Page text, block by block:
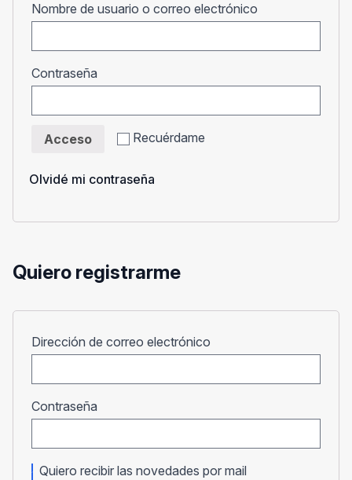
Nombre de usuario o correo electrónico
Contraseña
Recuérdame
Acceso
Olvidé mi contraseña
Quiero registrarme
Dirección de correo electrónico
Contraseña
Quiero recibir las novedades por mail